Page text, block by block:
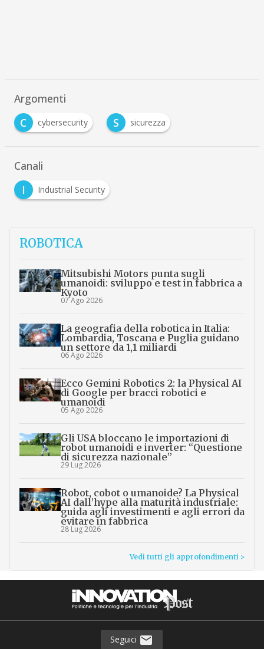
Argomenti
C
cybersecurity S sicurezza
Canali
I
Industrial Security
ROBOTICA
Mitsubishi Motors punta sugli
umanoidi: sviluppo e test in fabbrica a
Kyoto
07 Ago 2026
La geografia della robotica in Italia:
Lombardia, Toscana e Puglia guidano
un settore da 1,1 miliardi
06 Ago 2026
Ecco Gemini Robotics 2: la Physical AI
di Google per bracci robotici e
umanoidi
05 Ago 2026
Gli USA bloccano le importazioni di
robot umanoidi e inverter: “Questione
di sicurezza nazionale”
29 Lug 2026
Robot, cobot o umanoide? La Physical
AI dall’hype alla maturità industriale:
guida agli investimenti e agli errori da
evitare in fabbrica
28 Lug 2026
Vedi tutti gli approfondimenti >
Seguici